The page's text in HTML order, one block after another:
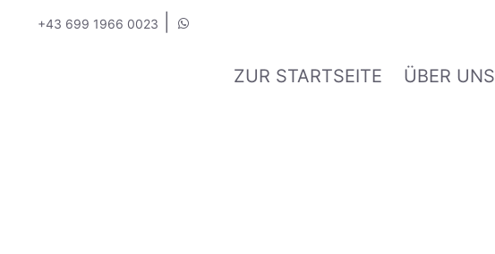
+43 699 1966 0023
ZUR STARTSEITE ÜBER UNS